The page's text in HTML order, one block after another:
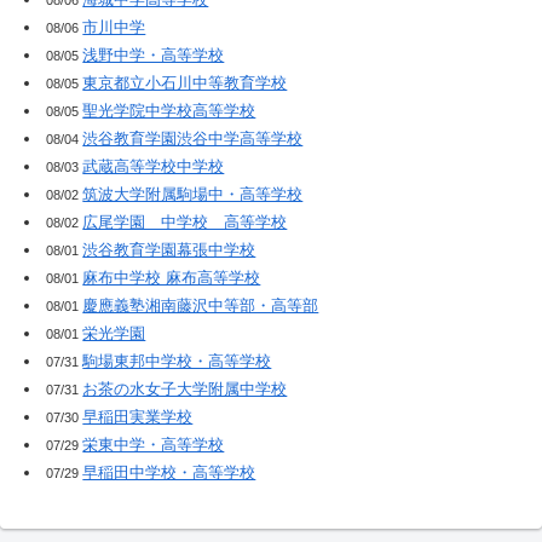
08/06市川中学
08/05浅野中学・高等学校
08/05東京都立小石川中等教育学校
08/05聖光学院中学校高等学校
08/04渋谷教育学園渋谷中学高等学校
08/03武蔵高等学校中学校
08/02筑波大学附属駒場中・高等学校
08/02 広尾学園 中学校 高等学校
08/01渋谷教育学園幕張中学校
08/01 麻布中学校 麻布高等学校
08/01 慶應義塾湘南藤沢中等部・高等部
08/01栄光学園
07/31駒場東邦中学校・高等学校
07/31 お茶の水女子大学附属中学校
07/30早稲田実業学校
07/29栄東中学・高等学校
07/29早稲田中学校・高等学校